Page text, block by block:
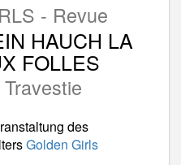
- Revue
HAUCH LA
FOLLES
des
Golden Girls